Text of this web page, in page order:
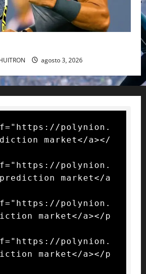
agosto 3, 2026
polynion.
market</a></
polynion.
market</a
polynion.
market</a></p
polynion.
market</a></p